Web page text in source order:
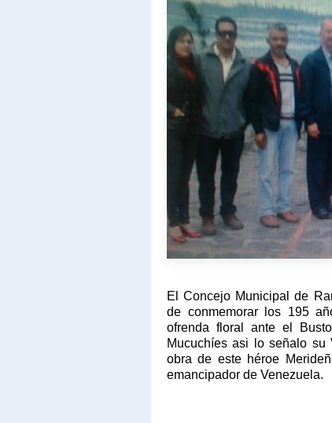
El Concejo Municipal de
de conmemorar los 195
ofrenda floral ante el
Mucuchíes asi lo señalo su
obra de este héroe
emancipador de Venezuela.